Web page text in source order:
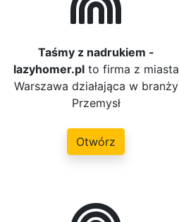
Taśmy z nadrukiem -
lazyhomer.plto firma z miasta
Warszawa działająca w branży
Przemysł
Otwórz